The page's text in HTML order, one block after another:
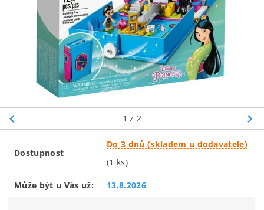
1 z 2
Dostupnost
Do 3 dnů (skladem u dodavatele)
(1 ks)
Může být u Vás už: 13.8.2026